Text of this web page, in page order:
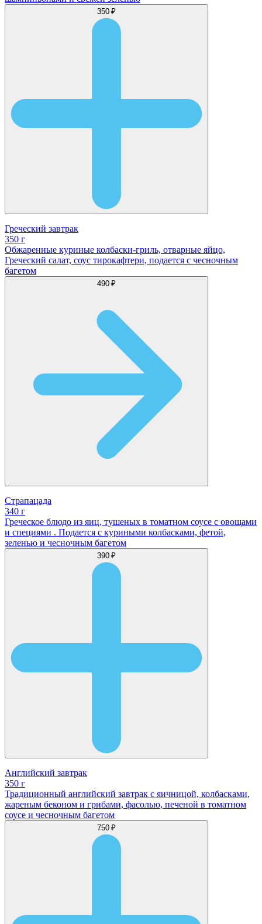
350 ₽
Греческий завтрак
350 г
Обжаренные куриные колбаски-гриль, отварные яйцо,
Греческий салат, соус тирокафтери, подается с чесночным
багетом
490 ₽
Страпацада
340 г
Греческое блюдо из яиц, тушеных в томатном соусе с овощами
и специями . Подается с куриными колбасками, фетой,
зеленью и чесночным багетом
390 ₽
Английский завтрак
350 г
Традиционный английский завтрак с яичницой, колбасками,
жареным беконом и грибами, фасолью, печеной в томатном
соусе и чесночным багетом
750 ₽